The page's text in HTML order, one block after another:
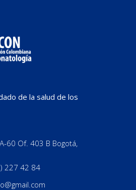
de la salud de los
60 Of. 403 B Bogotá,
227 42 84